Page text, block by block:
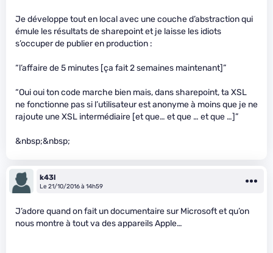
Je développe tout en local avec une couche d’abstraction qui
émule les résultats de sharepoint et je laisse les idiots
s’occuper de publier en production :
“l’affaire de 5 minutes [ça fait 2 semaines maintenant]”
“Oui oui ton code marche bien mais, dans sharepoint, ta XSL
ne fonctionne pas si l’utilisateur est anonyme à moins que je ne
rajoute une XSL intermédiaire [et que… et que … et que …]”
&nbsp;&nbsp;
k43l
Le 21/10/2016 à 14h59
J’adore quand on fait un documentaire sur Microsoft et qu’on
nous montre à tout va des appareils Apple…